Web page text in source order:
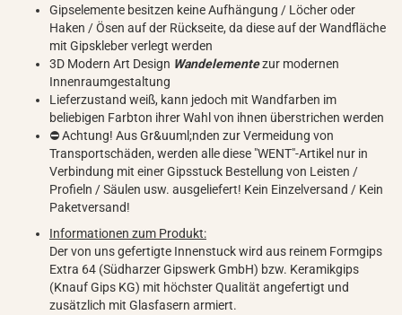
Gipselemente besitzen keine Aufhängung / Löcher oder
Haken / Ösen auf der Rückseite, da diese auf der Wandfläche
mit Gipskleber verlegt werden
3D Modern Art Design Wandelementezur modernen
Innenraumgestaltung
Lieferzustand weiß, kann jedoch mit Wandfarben im
beliebigen Farbton ihrer Wahl von ihnen überstrichen werden
⛔ Achtung! Aus Gr&uuml;nden zur Vermeidung von
Transportschäden, werden alle diese "WENT"-Artikel nur in
Verbindung mit einer Gipsstuck Bestellung von Leisten /
Profieln / Säulen usw. ausgeliefert! Kein Einzelversand / Kein
Paketversand!
Informationen zum Produkt:
Der von uns gefertigte Innenstuck wird aus reinem Formgips
Extra 64 (Südharzer Gipswerk GmbH) bzw. Keramikgips
(Knauf Gips KG) mit höchster Qualität angefertigt und
zusätzlich mit Glasfasern armiert.